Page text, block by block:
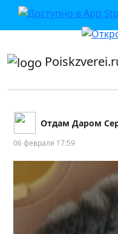
приложении или в VK">
Отдам Даром
06 февраля 17:59